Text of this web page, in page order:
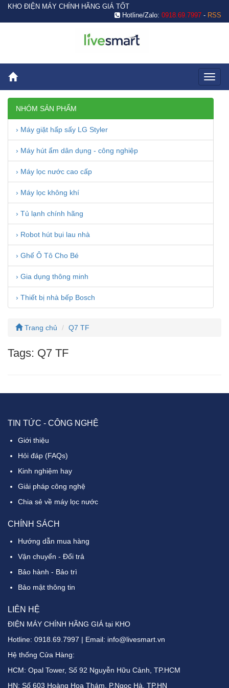
KHO ĐIỆN MÁY CHÍNH HÃNG GIÁ TỐT
Hotline/Zalo: 0918.69.7997 - RSS
NHÓM SẢN PHẨM
› Máy giặt hấp sấy LG Styler
› Máy hút ẩm dân dụng - công nghiệp
› Máy lọc nước cao cấp
› Máy lọc không khí
› Tủ lạnh chính hãng
› Robot hút bụi lau nhà
› Ghế Ô Tô Cho Bé
› Gia dụng thông minh
› Thiết bị nhà bếp Bosch
Trang chủ Q7 TF
Tags: Q7 TF
TIN TỨC - CÔNG NGHỆ
Giới thiệu
Hỏi đáp (FAQs)
Kinh nghiệm hay
Giải pháp công nghệ
Chia sẻ về máy lọc nước
CHÍNH SÁCH
Hướng dẫn mua hàng
Vận chuyển - Đổi trả
Bảo hành - Bảo trì
Bảo mật thông tin
LIÊN HỆ
ĐIỆN MÁY CHÍNH HÃNG GIÁ tại KHO
Hotline: 0918.69.7997 | Email: info@livesmart.vn
Hệ thống Cửa Hàng:
HCM: Opal Tower, Số 92 Nguyễn Hữu Cảnh, TP.HCM
HN: Số 603 Hoàng Hoa Thám, P.Ngọc Hà, TP.HN